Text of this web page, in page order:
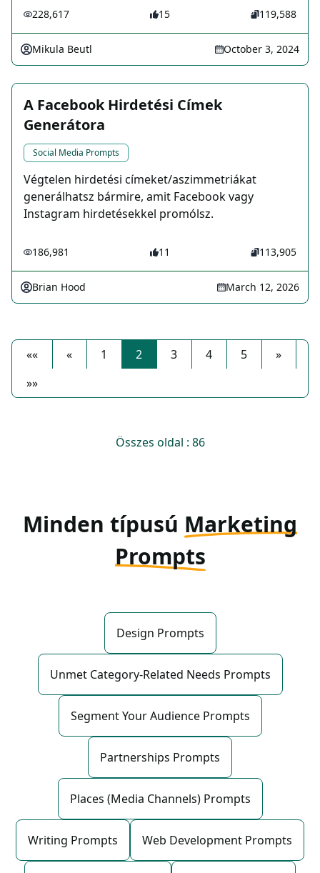
228,617 15 119,588
Mikula Beutl October 3, 2024
A Facebook Hirdetési Címek
Generátora
Social Media Prompts
Végtelen hirdetési címeket/aszimmetriákat
generálhatsz bármire, amit Facebook vagy
Instagram hirdetésekkel promólsz.
186,981 11 113,905
Brian Hood March 12, 2026
«« « 1 2 3 4 5
»
»»
Összes oldal : 86
Minden típusú Marketing
Prompts
Design Prompts
Unmet Category-Related Needs Prompts
Segment Your Audience Prompts
Partnerships Prompts
Places (Media Channels) Prompts
Writing Prompts Web Development Prompts